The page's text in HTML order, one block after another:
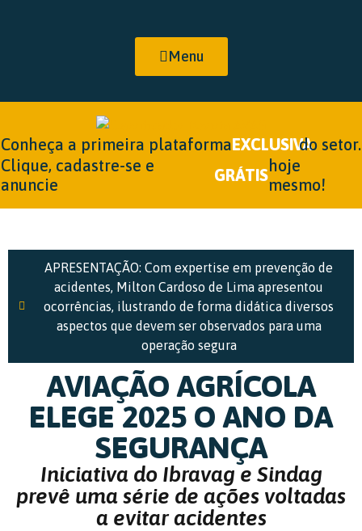
Menu
Conheça a primeira plataformaEXCLUSIVAdo setor.
Clique, cadastre-se e
anuncie
GRÁTIS
hoje
mesmo!
APRESENTAÇÃO: Com expertise em prevenção de
acidentes, Milton Cardoso de Lima apresentou
ocorrências, ilustrando de forma didática diversos
aspectos que devem ser observados para uma
operação segura
AVIAÇÃO AGRÍCOLA
ELEGE 2025 O ANO DA
SEGURANÇA
Iniciativa do Ibravag e Sindag
prevê uma série de ações voltadas
a evitar acidentes